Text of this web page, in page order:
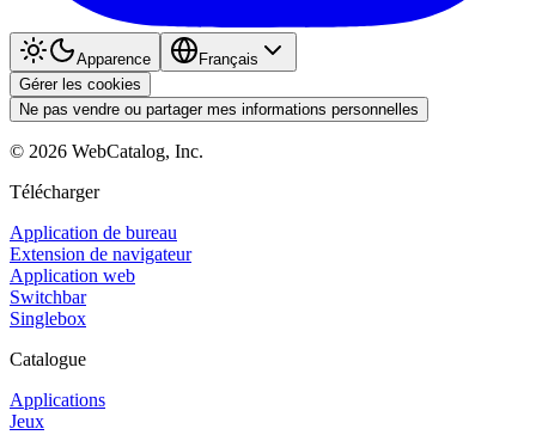
Apparence
Français
Gérer les cookies
Ne pas vendre ou partager mes informations personnelles
© 2026 WebCatalog, Inc.
Télécharger
Application de bureau
Extension de navigateur
Application web
Switchbar
Singlebox
Catalogue
Applications
Jeux